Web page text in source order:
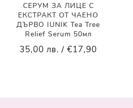
СЕРУМ ЗА ЛИЦЕ С
ЕКСТРАКТ ОТ ЧАЕНО
ДЪРВО IUNIK Tea Tree
Relief Serum 50мл
35,00 лв. / €17,90